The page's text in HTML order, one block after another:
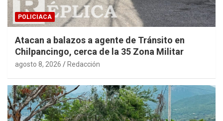
POLICIACA
Atacan a balazos a agente de Tránsito en
Chilpancingo, cerca de la 35 Zona Militar
agosto 8, 2026 Redacción